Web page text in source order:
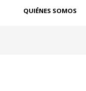
QUIÉNES SOMOS